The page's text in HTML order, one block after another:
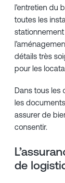
l’entretien du
toutes les
stationnement
détails très
pour les
Dans tous les
les
assurer de
consentir.
de